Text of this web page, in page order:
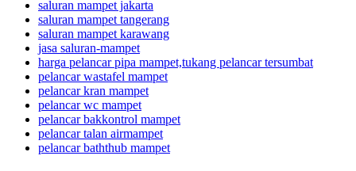
saluran mampet jakarta
saluran mampet tangerang
saluran mampet karawang
jasa saluran-mampet
harga pelancar pipa mampet,tukang pelancar tersumbat
pelancar wastafel mampet
pelancar kran mampet
pelancar wc mampet
pelancar bakkontrol mampet
pelancar talan airmampet
pelancar baththub mampet